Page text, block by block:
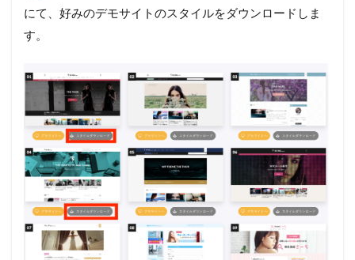
にて、好みのデモサイトのスタイルをダウンロードしま
す。